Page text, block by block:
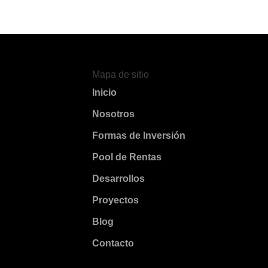
Mapa de sitio
Inicio
Nosotros
Formas de Inversión
Pool de Rentas
Desarrollos
Proyectos
Blog
Contacto